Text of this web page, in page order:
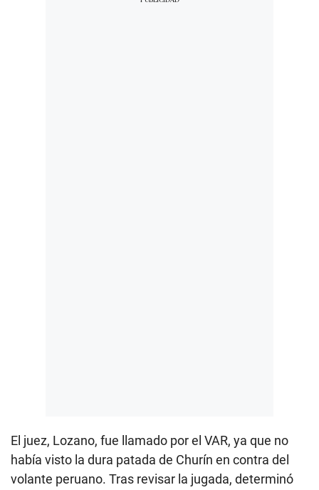
El juez, Lozano, fue llamado por el VAR, ya que no
había visto la dura patada de Churín en contra del
volante peruano. Tras revisar la jugada, determinó